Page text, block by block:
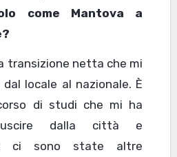
come Mantova a
transizione netta che mi
locale al nazionale. È
di studi che mi ha
dalla città e
ci sono state altre